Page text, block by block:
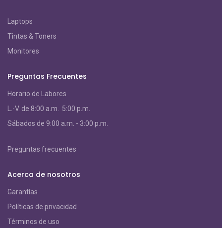
Laptops
Tintas & Toners
Monitores
Preguntas Frecuentes
Horario de Labores
L.-V. de 8:00 a.m. 5:00 p.m.
Sábados de 9:00 a.m. - 3:00 p.m.
Preguntas frecuentes
Acerca de nosotros
Garantías
Políticas de privacidad
Términos de uso